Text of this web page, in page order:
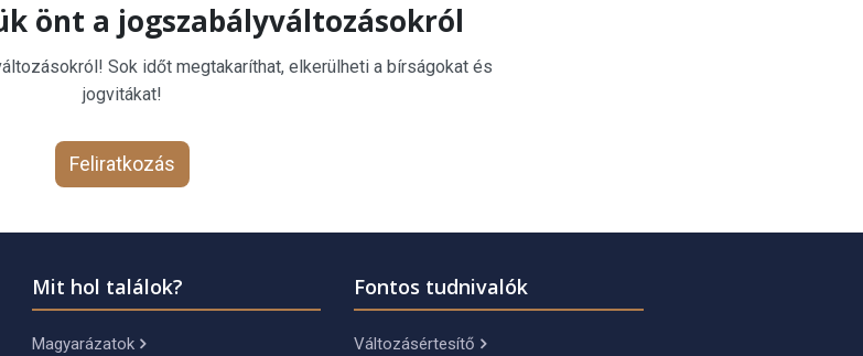
önt a jogszabályváltozásokról
Sok időt megtakaríthat, elkerülheti a bírságokat és
jogvitákat!
Feliratkozás
Mit hol találok?
Magyarázatok
Fontos tudnivalók
Változásértesítő